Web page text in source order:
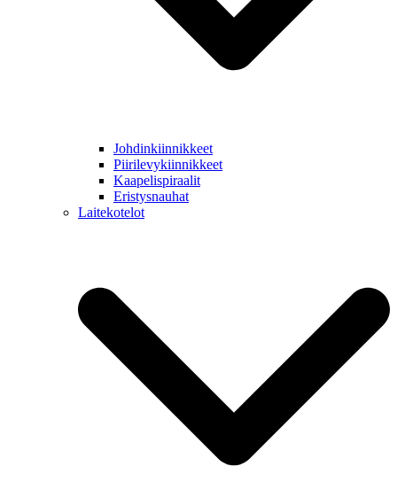
Johdinkiinnikkeet
Piirilevykiinnikkeet
Kaapelispiraalit
Eristysnauhat
Laitekotelot